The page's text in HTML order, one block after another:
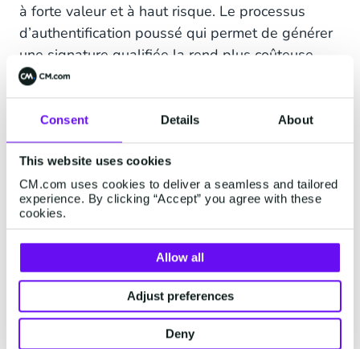
Consent Details About
This website uses cookies
CM.com uses cookies to deliver a seamless and tailored
experience. By clicking “Accept” you agree with these
cookies.
Allow all
Adjust preferences
Deny
à forte valeur et à haut risque. Le processus
d’authentification poussé qui permet de générer
une signature qualifiée la rend plus coûteuse
que les autres types de signature électronique.
Toutefois, chaque étape est effectuée en ligne et
évite les contraintes et les éventuels frais liés à
une signature présentielle.
Exemples de documents :
actes authentiques,
actes d'avocats, passations de marchés publics...
Signature Electronique
Qualifiée via Sign :
Comment ça Marche ?